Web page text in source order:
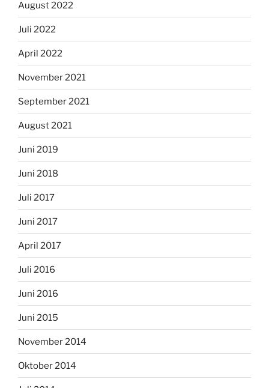
Juli 2017
Juni 2017
April 2017
Juli 2016
Juni 2016
Juni 2015
November 2014
Oktober 2014
Juli 2014
April 2014
März 2014
November 2013
August 2013
Juni 2013
Mai 2013
August 2012